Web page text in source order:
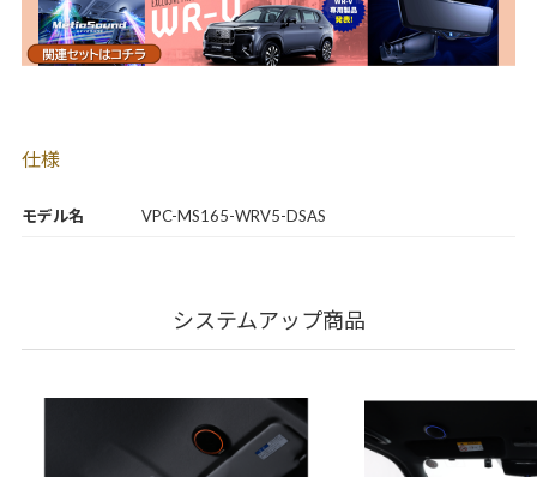
モデル名 VPC-MS165-WRV5-DSAS
仕様
システムアップ商品